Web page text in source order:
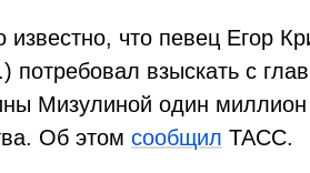
что певец Егор
взыскать с
Мизулиной один
Об этом сообщил ТАСС.